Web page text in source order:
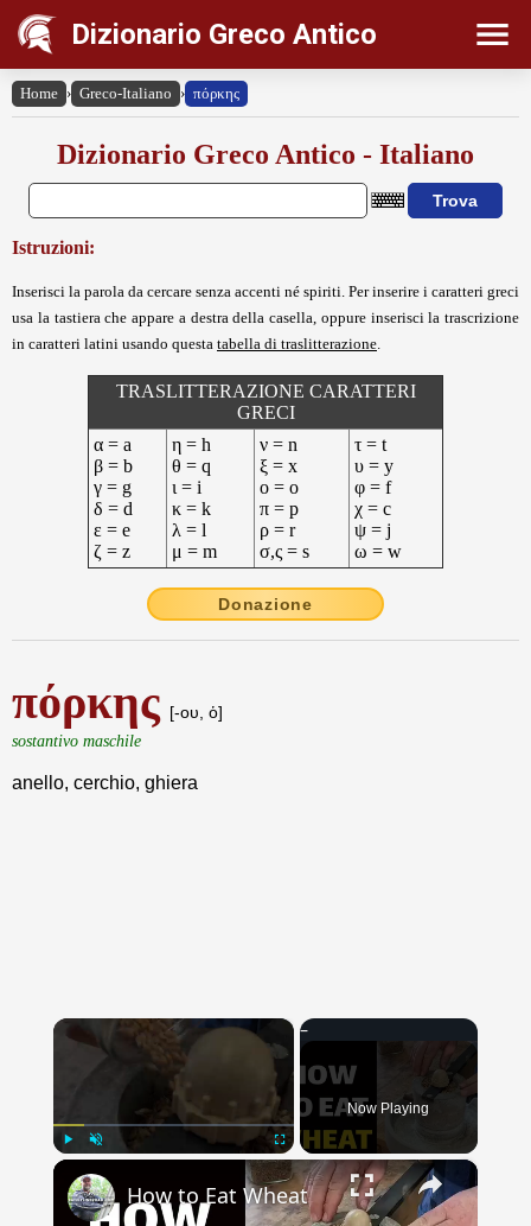
Dizionario Greco Antico
Home › Greco-Italiano › πόρκης
Dizionario Greco Antico - Italiano
Istruzioni:
Inserisci la parola da cercare senza accenti né spiriti. Per inserire i caratteri greci
usa la tastiera che appare a destra della casella, oppure inserisci la trascrizione
in caratteri latini usando questa tabella di traslitterazione
TRASLITTERAZIONE CARATTERI
GRECI
α = a
β = b
γ = g
δ = d
ε = e
ζ = z
η = h
θ = q
ι = i
κ = k
λ = l
μ = m
ν = n
ξ = x
ο = o
π = p
ρ = r
σ,ς = s
τ = t
υ = y
φ = f
χ = c
ψ = j
ω = w
Donazione
πόρκης [-ου, ὁ]
sostantivo maschile
anello, cerchio, ghiera
×
Fullscreen
Now Playing
×
How to Eat Wheat